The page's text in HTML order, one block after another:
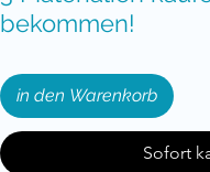
bekommen!
in den Warenkorb
Sofort